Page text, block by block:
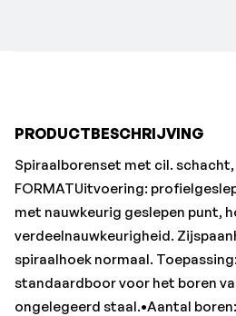
PRODUCTBESCHRIJVING
Spiraalborenset met cil.
FORMATUitvoering:
met nauwkeurig geslepen punt,
verdeelnauwkeurigheid.
spiraalhoek normaal.
standaardboor voor het boren
ongelegeerd staal.•Aantal